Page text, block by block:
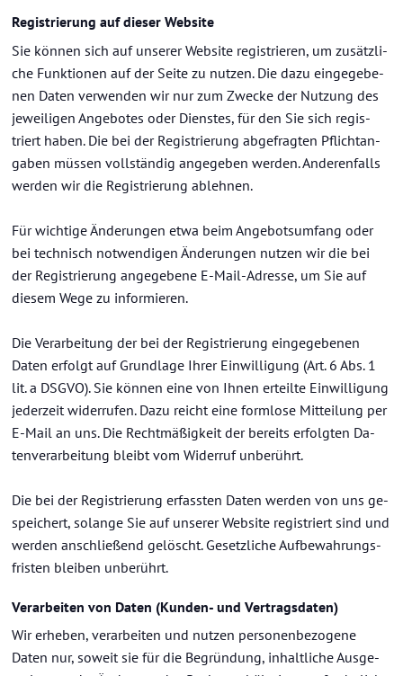
Re­gis­trie­rung auf die­ser Web­site
Sie kön­nen sich auf un­se­rer Web­site re­gis­trie­ren, um zu­sätz­li­
che Funk­tio­nen auf der Seite zu nut­zen. Die dazu ein­ge­ge­be­
nen Daten ver­wen­den wir nur zum Zwe­cke der Nut­zung des
je­wei­li­gen An­ge­bo­tes oder Diens­tes, für den Sie sich re­gis­
triert haben. Die bei der Re­gis­trie­rung ab­ge­frag­ten Pflicht­an­
ga­ben müs­sen voll­stän­dig an­ge­ge­ben wer­den. An­de­ren­falls
wer­den wir die Re­gis­trie­rung ab­leh­nen.
Für wich­ti­ge Än­de­run­gen etwa beim An­ge­bots­um­fang oder
bei tech­nisch not­wen­di­gen Än­de­run­gen nut­zen wir die bei
der Re­gis­trie­rung an­ge­ge­be­ne E-​Mail-Adresse, um Sie auf
die­sem Wege zu in­for­mie­ren.
Die Ver­ar­bei­tung der bei der Re­gis­trie­rung ein­ge­ge­be­nen
Daten er­folgt auf Grund­la­ge Ihrer Ein­wil­li­gung (Art. 6 Abs. 1
lit. a DSGVO). Sie kön­nen eine von Ihnen er­teil­te Ein­wil­li­gung
je­der­zeit wi­der­ru­fen. Dazu reicht eine form­lo­se Mit­tei­lung per
E-​Mail an uns. Die Recht­mä­ßig­keit der be­reits er­folg­ten Da­
ten­ver­ar­bei­tung bleibt vom Wi­der­ruf un­be­rührt.
Die bei der Re­gis­trie­rung er­fass­ten Daten wer­den von uns ge­
spei­chert, so­lan­ge Sie auf un­se­rer Web­site re­gis­triert sind und
wer­den an­schlie­ßend ge­löscht. Ge­setz­li­che Auf­be­wah­rungs­
fris­ten blei­ben un­be­rührt.
Ver­ar­bei­ten von Daten (Kunden-​ und Ver­trags­da­ten)
Wir er­he­ben, ver­ar­bei­ten und nut­zen per­so­nen­be­zo­ge­ne
Daten nur, so­weit sie für die Be­grün­dung, in­halt­li­che Aus­ge­